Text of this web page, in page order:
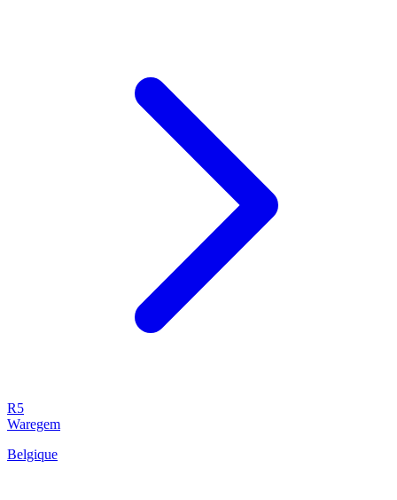
R5
Waregem
Belgique